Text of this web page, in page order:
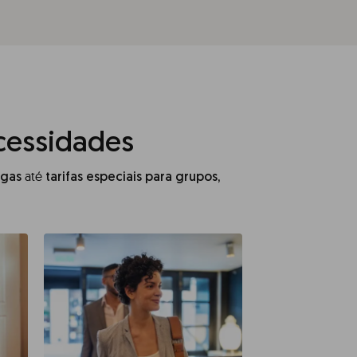
até tarifas especiais para grupos,